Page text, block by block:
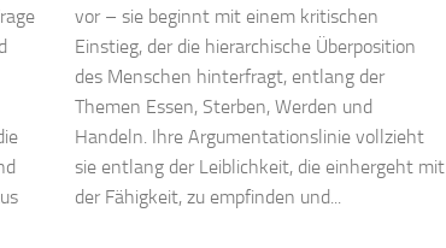
vor – sie beginnt mit einem kritischen
Einstieg, der die hierarchische Überposition
des Menschen hinterfragt, entlang der
Themen Essen, Sterben, Werden und
Handeln. Ihre Argumentationslinie vollzieht
sie entlang der Leiblichkeit, die einhergeht mit
der Fähigkeit, zu empfinden und...